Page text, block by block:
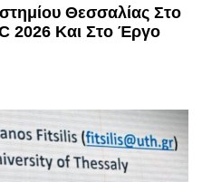
Θεσσαλίας Στο
2026 Και Στο Έργο